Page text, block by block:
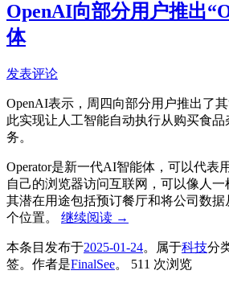
OpenAI向部分用户推出
体
发表评论
OpenAI表示，周四向部分用户推出了其
此实现让人工智能自动执行从购买食
务。
Operator是新一代AI智能体，可以代表
自己的浏览器访问互联网，可以像人一
其潜在用途包括预订餐厅和将公司数
个位置。 继续阅读 →
本条目发布于2025-01-24。属于科技分
签。 作者是FinalSee。 511 次浏览